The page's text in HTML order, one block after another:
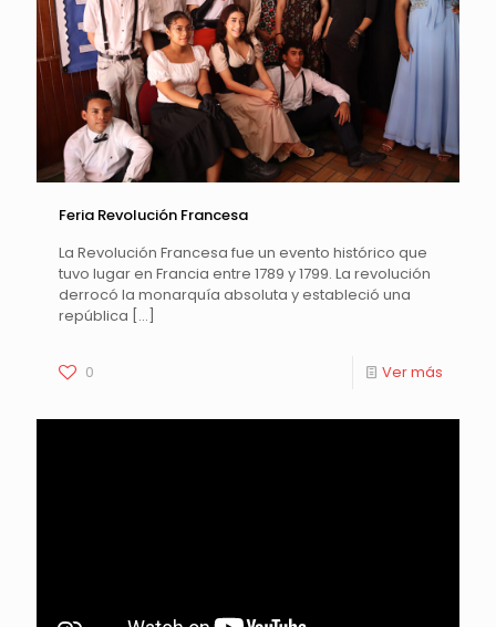
Feria Revolución Francesa
La Revolución Francesa fue un evento histórico que
tuvo lugar en Francia entre 1789 y 1799. La revolución
derrocó la monarquía absoluta y estableció una
república […]
0 Ver más